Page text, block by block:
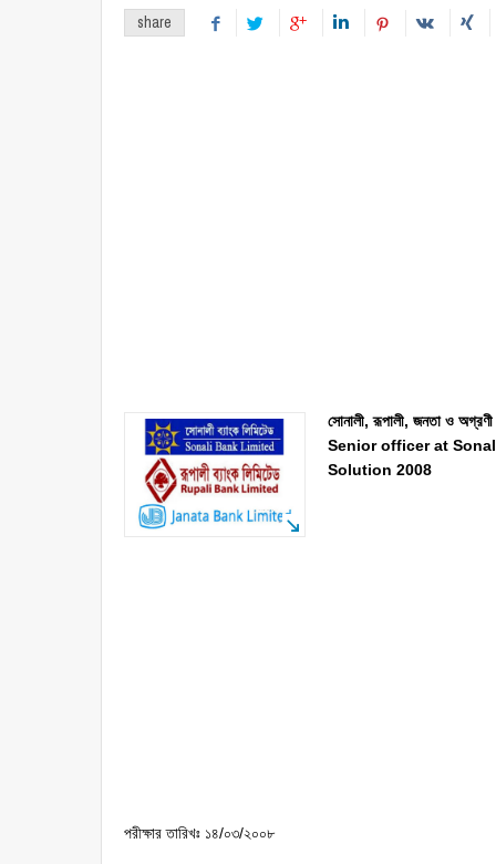
share
সোনালী, রূপালী, জনতা ও অগ্রণী
Senior officer at
Solution 2008
পরীক্ষার তারিখঃ ১৪/০৩/২০০৮